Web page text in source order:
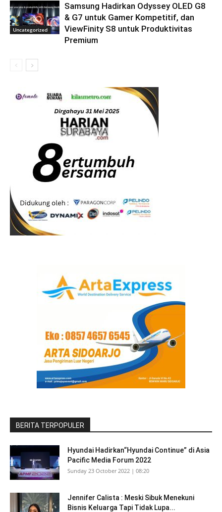
Uncategorized
Samsung Hadirkan Odyssey OLED G8
& G7 untuk Gamer Kompetitif, dan
ViewFinity S8 untuk Produktivitas
Premium
BERITA TERPOPULER
Hyundai Hadirkan“Hyundai Continue” di Asia
Pacific Media Forum 2022
Sunday 23 October 2022 | 08:20
Jennifer Calista : Meski Sibuk Menekuni
Bisnis Keluarga Tapi Tidak Lupa...